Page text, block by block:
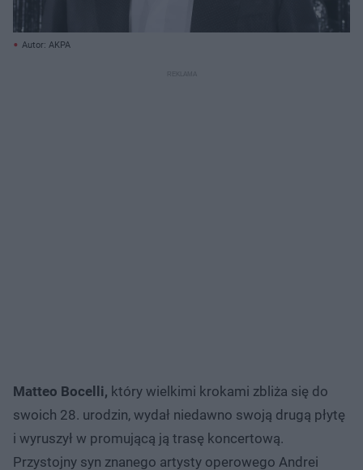
Autor: AKPA
Matteo Bocelli, który wielkimi krokami zbliża się do
swoich 28. urodzin, wydał niedawno swoją drugą płytę
i wyruszył w promującą ją trasę koncertową.
Przystojny syn znanego artysty operowego Andrei